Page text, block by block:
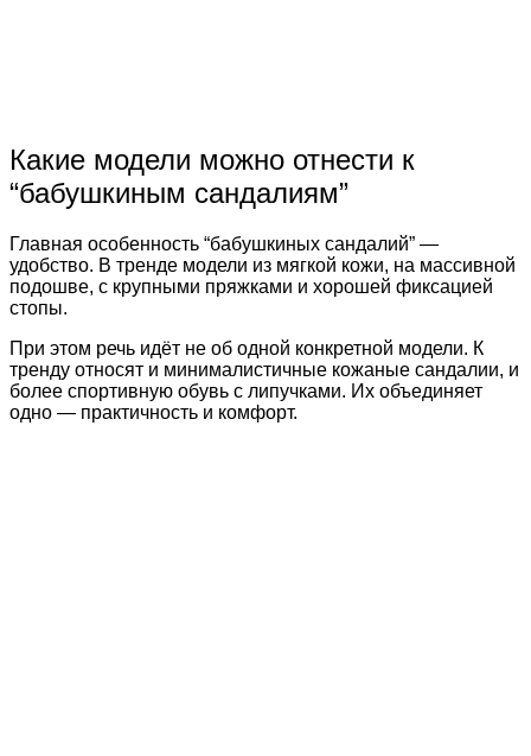
Какие модели можно отнести к
“бабушкиным сандалиям”
Главная особенность “бабушкиных сандалий” —
удобство. В тренде модели из мягкой кожи, на массивной
подошве, с крупными пряжками и хорошей фиксацией
стопы.
При этом речь идёт не об одной конкретной модели. К
тренду относят и минималистичные кожаные сандалии, и
более спортивную обувь с липучками. Их объединяет
одно — практичность и комфорт.